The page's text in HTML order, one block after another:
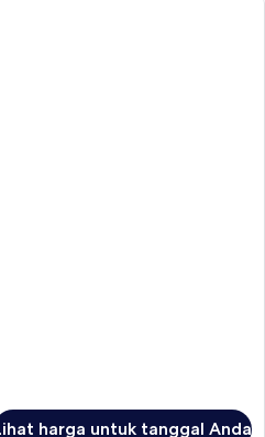
harga untuk tanggal Anda